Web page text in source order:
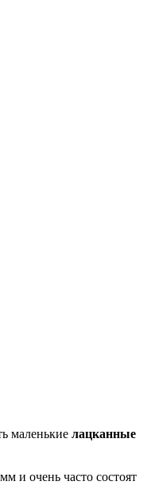
маленькие лацканные
и очень часто состоят